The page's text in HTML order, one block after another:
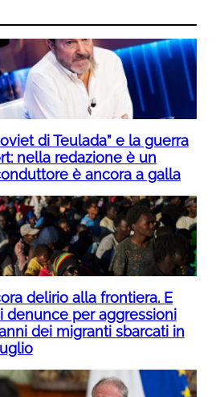
di Teulada” e la guerra
nella redazione è un
è ancora a galla
delirio alla frontiera. E
denunce per aggressioni
dei migranti sbarcati in